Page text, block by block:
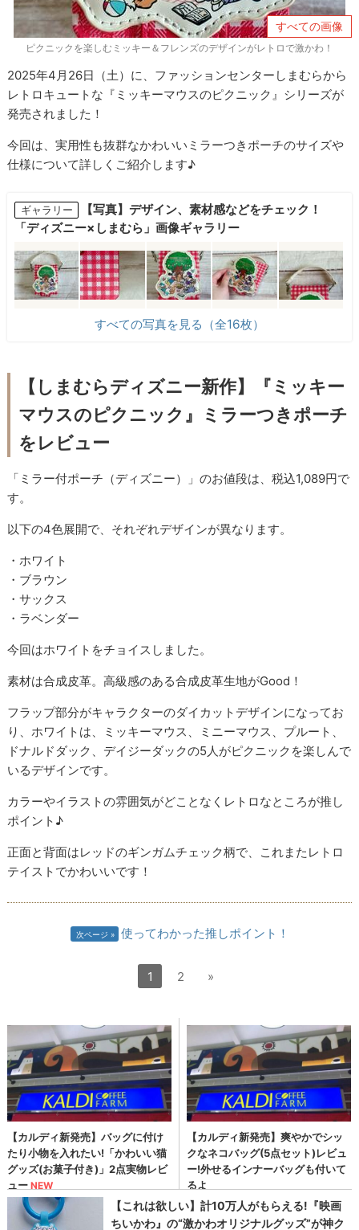
すべての画像
ピクニックを楽しむミッキー＆フレンズのデザインがレトロで激かわ！
2025年4月26日（土）に、ファッションセンターしまむらから
レトロキュートな『ミッキーマウスのピクニック』シリーズが
発売されました！
今回は、実用性も抜群なかわいいミラーつきポーチのサイズや
仕様について詳しくご紹介します♪
ギャラリー
【写真】デザイン、素材感などをチェック！
「ディズニー×しまむら」画像ギャラリー
すべての写真を見る（全16枚）
【しまむらディズニー新作】『ミッキー
マウスのピクニック』ミラーつきポーチ
をレビュー
「ミラー付ポーチ（ディズニー）」のお値段は、税込1,089円で
す。
以下の4色展開で、それぞれデザインが異なります。
・ホワイト
・ブラウン
・サックス
・ラベンダー
今回はホワイトをチョイスしました。
素材は合成皮革。高級感のある合成皮革生地がGood！
フラップ部分がキャラクターのダイカットデザインになってお
り、ホワイトは、ミッキーマウス、ミニーマウス、プルート、
ドナルドダック、デイジーダックの5人がピクニックを楽しんで
いるデザインです。
カラーやイラストの雰囲気がどことなくレトロなところが推し
ポイント♪
正面と背面はレッドのギンガムチェック柄で、これまたレトロ
テイストでかわいいです！
次ページ 使ってわかった推しポイント！
1 2 »